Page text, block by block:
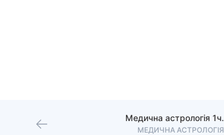
Медична астрологія 1ч.
МЕДИЧНА АСТРОЛОГІЯ